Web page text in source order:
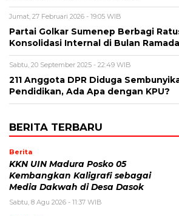
Jumat, 27 Februari 2026 - 19:05 WIB
Partai Golkar Sumenep Berbagi
Konsolidasi Internal di Bulan
Sabtu, 20 September 2025 - 22:49 WIB
211 Anggota DPR Diduga
Pendidikan, Ada Apa dengan KPU?
BERITA TERBARU
Berita
KKN UIN Madura Posko 05
Kembangkan Kaligrafi sebagai
Media Dakwah di Desa Dasok
Sabtu, 8 Agu 2026 - 11:37 WIB